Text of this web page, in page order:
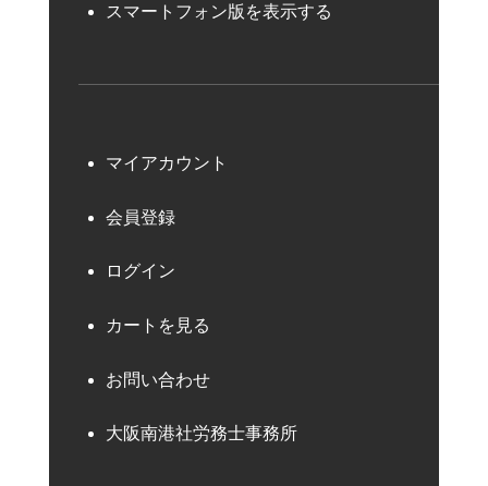
スマートフォン版を表示する
マイアカウント
会員登録
ログイン
カートを見る
お問い合わせ
大阪南港社労務士事務所